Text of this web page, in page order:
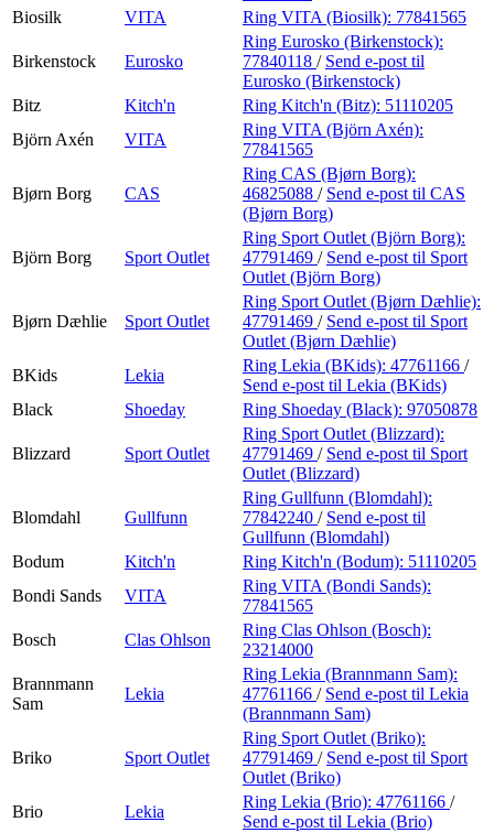
Biosilk
VITA Ring VITA (Biosilk): 77841565
Birkenstock Eurosko
Ring Eurosko (Birkenstock):
77840118 / Send e-post til
Eurosko (Birkenstock)
Bitz
Kitch'n Ring Kitch'n (Bitz): 51110205
Björn Axén
VITA
Ring VITA (Björn Axén):
77841565
Bjørn Borg CAS
Ring CAS (Bjørn Borg):
46825088 / Send e-post til CAS
(Bjørn Borg)
Björn Borg Sport Outlet
Ring Sport Outlet (Björn Borg):
47791469 / Send e-post til Sport
Outlet (Björn Borg)
Bjørn Dæhlie Sport Outlet
Ring Sport Outlet (Bjørn Dæhlie):
47791469 / Send e-post til Sport
Outlet (Bjørn Dæhlie)
BKids
Lekia
Ring Lekia (BKids): 47761166 /
Send e-post til Lekia (BKids)
Black
Shoeday Ring Shoeday (Black): 97050878
Blizzard Sport Outlet
Ring Sport Outlet (Blizzard):
47791469 / Send e-post til Sport
Outlet (Blizzard)
Blomdahl Gullfunn
Ring Gullfunn (Blomdahl):
77842240 / Send e-post til
Gullfunn (Blomdahl)
Bodum
Kitch'n Ring Kitch'n (Bodum): 51110205
Bondi Sands
VITA
Ring VITA (Bondi Sands):
77841565
Bosch
Clas Ohlson
Ring Clas Ohlson (Bosch):
23214000
Brannmann
Sam
Lekia
Ring Lekia (Brannmann Sam):
47761166 / Send e-post til Lekia
(Brannmann Sam)
Briko Sport Outlet
Ring Sport Outlet (Briko):
47791469 / Send e-post til Sport
Outlet (Briko)
Brio
Lekia
Ring Lekia (Brio): 47761166 /
Send e-post til Lekia (Brio)